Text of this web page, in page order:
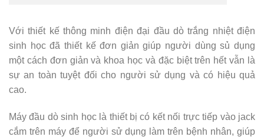
Với thiết kế thông minh điện đại đầu dò trắng nhiệt điện
sinh học đã thiết kế đơn giản giúp người dùng sủ dụng
một cách đơn giản và khoa học và đặc biệt trên hết vẫn là
sự an toàn tuyệt đối cho người sử dụng và có hiệu quả
cao.
Máy đầu dò sinh học là thiết bị có kết nối trực tiếp vào jack
cắm trên máy để người sử dụng làm trên bệnh nhân, giúp